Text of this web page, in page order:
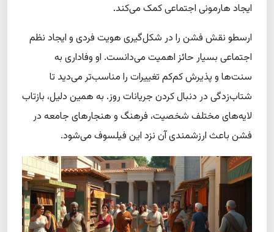
ایجاد هارمونی اجتماعی کمک می‌کند.
ارسطو نقش فشن را در شکل‌گیری هویت فردی و ایجاد نظم
اجتماعی بسیار حائز اهمیت می‌دانست. او وفاداری به
سنت‌ها و پذیرش کم‌کم تغییرات را مناسب‌تر می‌دید تا
شتاب‌زدگی در دنبال کردن جریانات روز. به همین دلیل، بازتاب
لایه‌های مختلف شخصیت، فرهنگ و هنجارهای جامعه در
فشن باعث ارزشمندی آن نزد این فیلسوف می‌شود.